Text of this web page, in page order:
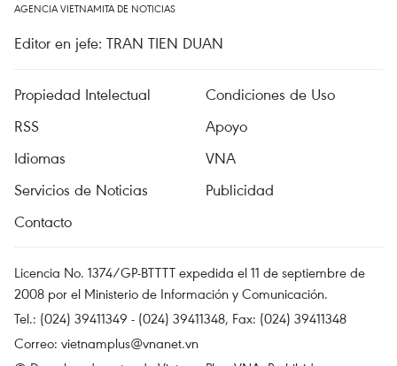
AGENCIA VIETNAMITA DE NOTICIAS
Editor en jefe: TRAN TIEN DUAN
Propiedad Intelectual
Condiciones de Uso
RSS
Apoyo
Idiomas
VNA
Servicios de Noticias
Publicidad
Contacto
Licencia No. 1374/GP-BTTTT expedida el 11 de septiembre de
2008 por el Ministerio de Información y Comunicación.
Tel.: (024) 39411349 - (024) 39411348, Fax: (024) 39411348
Correo: vietnamplus@vnanet.vn